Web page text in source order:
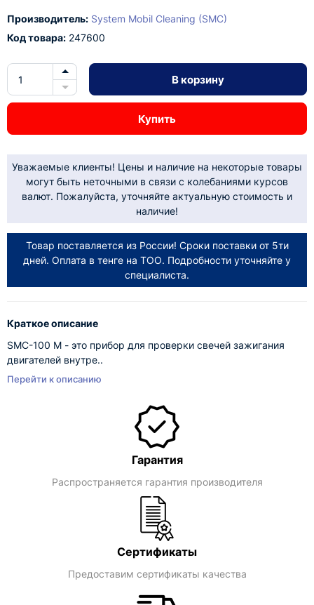
Производитель: System Mobil Cleaning (SMC)
Код товара: 247600
В корзину
Купить
Уважаемые клиенты! Цены и наличие на некоторые товары
могут быть неточными в связи с колебаниями курсов
валют. Пожалуйста, уточняйте актуальную стоимость и
наличие!
Товар поставляется из России! Сроки поставки от 5ти
дней. Оплата в тенге на ТОО. Подробности уточняйте у
специалиста.
Краткое описание
SMC-100 М - это прибор для проверки свечей зажигания
двигателей внутре..
Перейти к описанию
Гарантия
Распространяется гарантия производителя
Сертификаты
Предоставим сертификаты качества